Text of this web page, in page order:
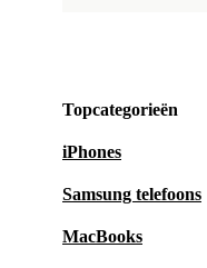
Topcategorieën
iPhones
Samsung telefoons
MacBooks